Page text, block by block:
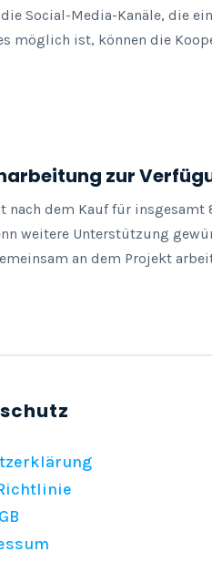
Social-Media-Kanäle, die
möglich ist, können die
zur
nach dem Kauf für insgesamt
weitere Unterstützung
an dem Projekt